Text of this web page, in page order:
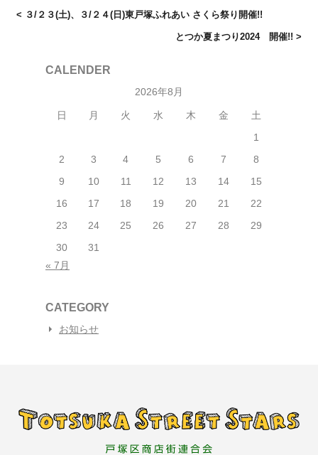
< ３/２３(土)、３/２４(日)東戸塚ふれあい さくら祭り開催!!
とつか夏まつり2024 開催!! >
CALENDER
2026年8月
日 月 火 水 木 金 土
1
2 3 4 5 6 7 8
9 10 11 12 13 14 15
16 17 18 19 20 21 22
23 24 25 26 27 28 29
30 31
« 7月
CATEGORY
お知らせ